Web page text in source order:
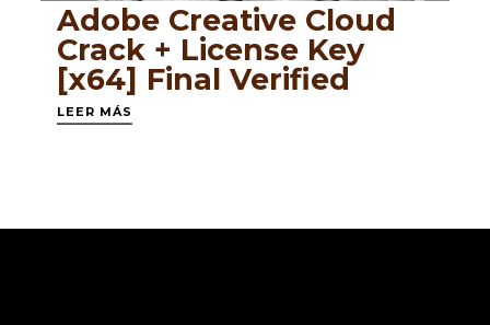
Adobe Creative Cloud
Crack + License Key
[x64] Final Verified
LEER MÁS